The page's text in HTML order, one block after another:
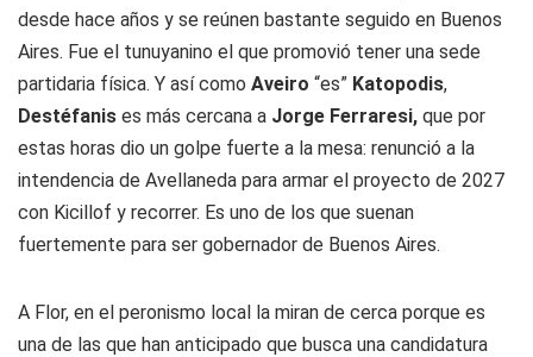
desde hace años y se reúnen bastante seguido en Buenos
Aires. Fue el tunuyanino el que promovió tener una sede
partidaria física. Y así como Aveiro “es” Katopodis,
Destéfanis es más cercana a Jorge Ferraresi, que por
estas horas dio un golpe fuerte a la mesa: renunció a la
intendencia de Avellaneda para armar el proyecto de 2027
con Kicillof y recorrer. Es uno de los que suenan
fuertemente para ser gobernador de Buenos Aires.
A Flor, en el peronismo local la miran de cerca porque es
una de las que han anticipado que busca una candidatura